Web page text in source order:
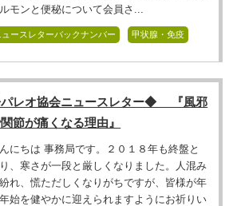
モンと便秘について会員さ...
ュースレターバックナンバー 甲状腺・免疫
レオ協会ニュースレター◆ 『風邪
節が痛くなる理由』
にちは 事務局です。２０１８年も終盤と
、寒さが一段と厳しくなりました。人混み
れ、慌ただしくなりがちですが、皆様が年
始を健やかに迎えられますようにお祈りい